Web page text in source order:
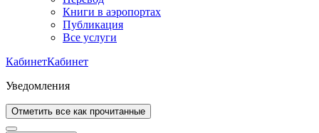
Книги в аэропортах
Публикация
Все услуги
КабинетКабинет
Уведомления
Отметить все как прочитанные